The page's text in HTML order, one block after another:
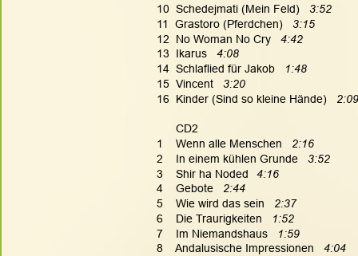
10  Schedejmati (Mein Feld) 3:52
11  Grastoro (Pferdchen) 3:15
12  No Woman No Cry 4:42
13  Ikarus 4:08
14  Schlaflied für Jakob
1:48
15  Vincent
3:20
16  Kinder (Sind so kleine Hände) 2:09
      CD2
1    Wenn alle Menschen 2:16
2    In einem kühlen Grunde 3:52
3    Shir ha Noded
4:16
4    Gebote 2:44
5    Wie wird das sein 2:37
6    Die Traurigkeiten
1:52
7    Im Niemandshaus
1:59
8    Andalusische Impressionen 4:04